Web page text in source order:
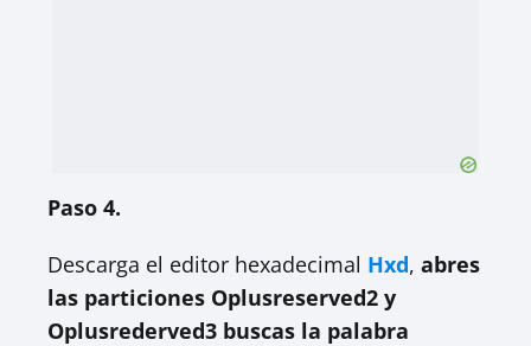
Paso 4.
Descarga el editor hexadecimal Hxd, abres
las particiones Oplusreserved2 y
Oplusrederved3 buscas la palabra